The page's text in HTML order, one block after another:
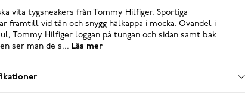
vita tygsneakers från Tommy Hilfiger. Sportiga
framtill vid tån och snygg hälkappa i mocka. Ovandel i
Tommy Hilfiger loggan på tungan och sidan samt bak
ser man de s... Läs mer